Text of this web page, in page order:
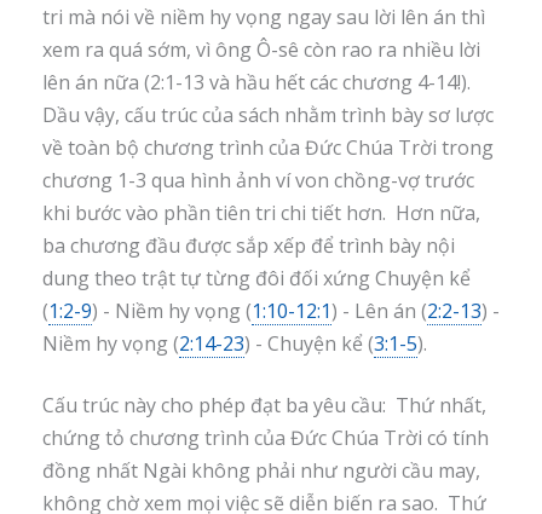
tri mà nói về niềm hy vọng ngay sau lời lên án thì
xem ra quá sớm, vì ông Ô-sê còn rao ra nhiều lời
lên án nữa (2:1-13 và hầu hết các chương 4-14!).
Dầu vậy, cấu trúc của sách nhằm trình bày sơ lược
về toàn bộ chương trình của Đức Chúa Trời trong
chương 1-3 qua hình ảnh ví von chồng-vợ trước
khi bước vào phần tiên tri chi tiết hơn. Hơn nữa,
ba chương đầu được sắp xếp để trình bày nội
dung theo trật tự từng đôi đối xứng Chuyện kể
(1:2-9) - Niềm hy vọng (1:10-12:1) - Lên án (2:2-13) -
Niềm hy vọng (2:14-23) - Chuyện kể (3:1-5).
Cấu trúc này cho phép đạt ba yêu cầu: Thứ nhất,
chứng tỏ chương trình của Đức Chúa Trời có tính
đồng nhất Ngài không phải như người cầu may,
không chờ xem mọi việc sẽ diễn biến ra sao. Thứ